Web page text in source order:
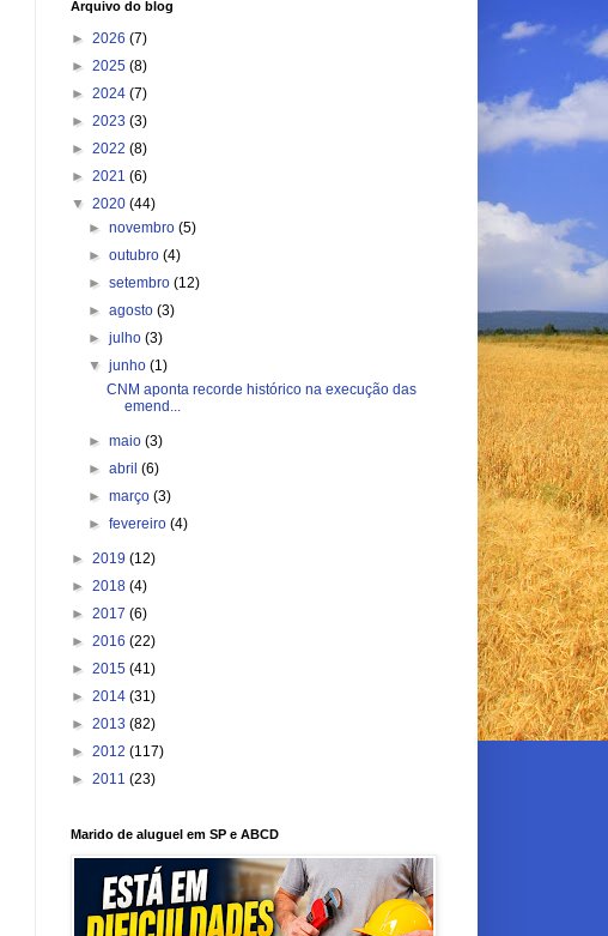
Arquivo do blog
► 2026 (7)
► 2025 (8)
► 2024 (7)
► 2023 (3)
► 2022 (8)
► 2021 (6)
▼ 2020 (44)
►novembro(5)
►outubro(4)
►setembro(12)
►agosto(3)
►julho(3)
▼junho(1)
CNM aponta recorde histórico na execução das
emend...
►maio(3)
►abril(6)
►março(3)
►fevereiro(4)
► 2019 (12)
► 2018 (4)
► 2017 (6)
► 2016 (22)
► 2015 (41)
► 2014 (31)
► 2013 (82)
► 2012 (117)
► 2011 (23)
Marido de aluguel em SP e ABCD